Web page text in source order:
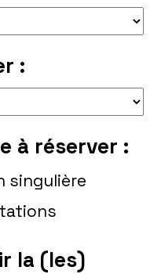
:
à réserver :
singulière
la (les)